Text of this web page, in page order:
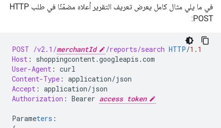
في ما يلي مثال كامل يعرض تعريف التقرير أعلاه مضمّنًا في طلب HTTP
POST:
POST /v2.1/merchantId /reports/search HTTP/1.1
Host :
shoppingcontent.googleapis.com
User-Agent : curl
Content-Type : application/json
Accept : application/json
Authorization : Bearer access token
Parameters :